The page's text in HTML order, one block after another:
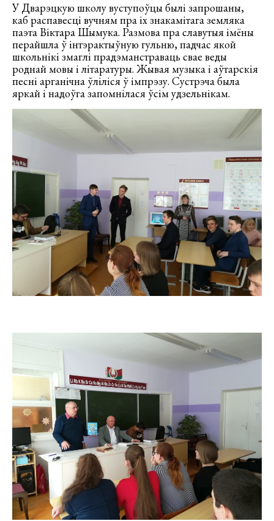
У Дварэцкую школу вуступоўцы былі запрошаны,
каб распавесці вучням пра іх знакамітага земляка
паэта Віктара Шымука. Размова пра славутыя імёны
перайшла ў інтэрактыўную гульню, падчас якой
школьнікі змаглі прадэманстраваць свае веды
роднай мовы і літаратуры. Жывая музыка і аўтарскія
песні арганічна ўліліся ў імпрэзу. Сустрэча была
яркай і надоўга запомнілася ўсім удзельнікам.